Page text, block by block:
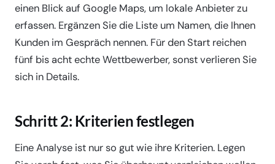
einen Blick auf Google Maps, um lokale Anbieter zu
erfassen. Ergänzen Sie die Liste um Namen, die Ihnen
Kunden im Gespräch nennen. Für den Start reichen
fünf bis acht echte Wettbewerber, sonst verlieren Sie
sich in Details.
Schritt 2: Kriterien festlegen
Eine Analyse ist nur so gut wie ihre Kriterien. Legen